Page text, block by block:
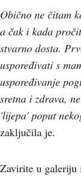
Obično ne čitam
a čak i kada
stvarno dosta.
uspoređivati s
uspoređivanje
sretna i zdrava,
'lijepa' poput
zaključila je.
Zavirite u galeriju